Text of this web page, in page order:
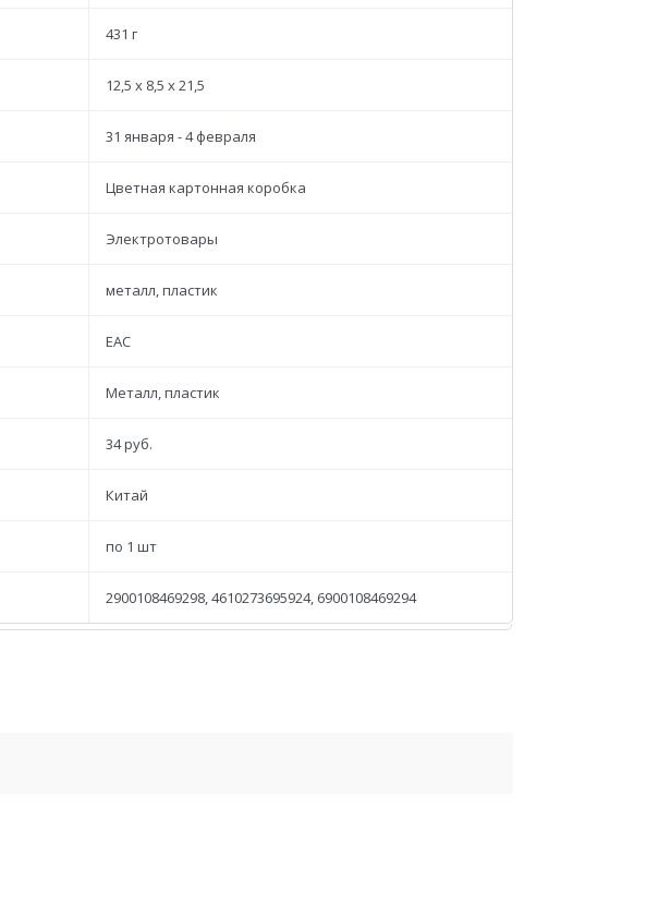
431 г
12,5 x 8,5 x 21,5
31 января - 4 февраля
Цветная картонная коробка
Электротовары
металл, пластик
ЕАС
Металл, пластик
34 руб.
Китай
по 1 шт
2900108469298, 4610273695924, 6900108469294